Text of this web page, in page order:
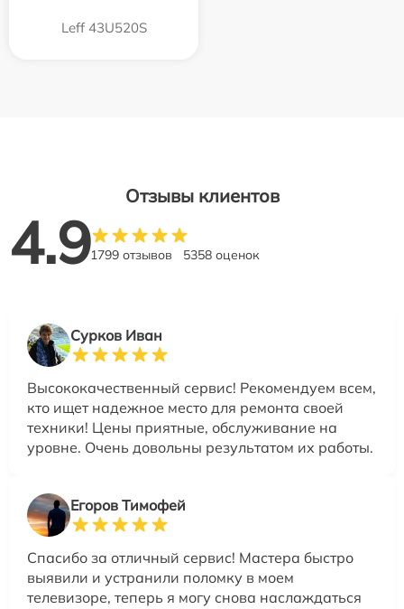
Leff 43U520S
Отзывы клиентов
4.91799 отзывов 5358 оценок
Сурков Иван
Высококачественный сервис! Рекомендуем всем,
кто ищет надежное место для ремонта своей
техники! Цены приятные, обслуживание на
уровне. Очень довольны результатом их работы.
Егоров Тимофей
Спасибо за отличный сервис! Мастера быстро
выявили и устранили поломку в моем
телевизоре, теперь я могу снова наслаждаться